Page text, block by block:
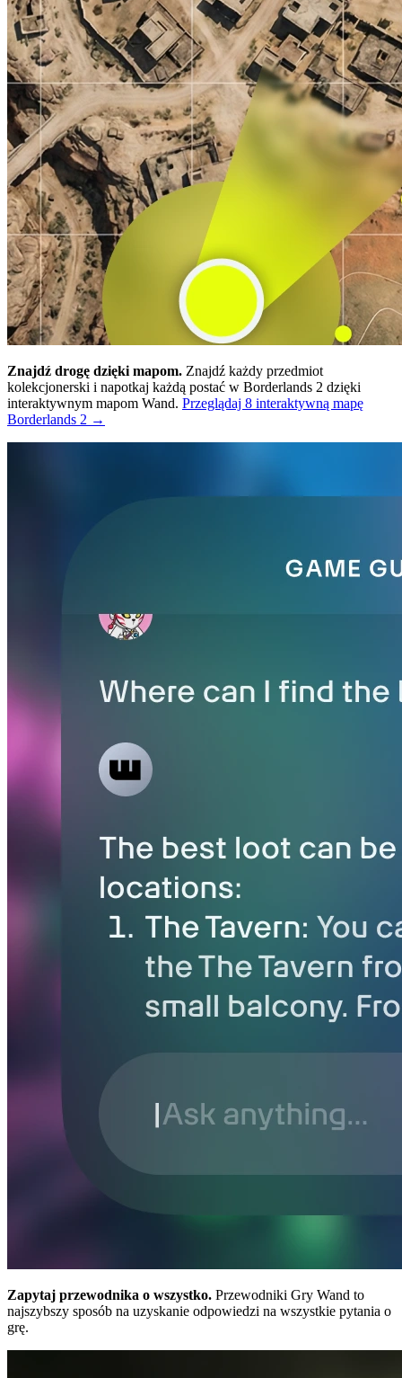
Znajdź drogę dzięki mapom. Znajdź każdy przedmiot
kolekcjonerski i napotkaj każdą postać w Borderlands 2 dzięki
interaktywnym mapom Wand. Przeglądaj 8 interaktywną mapę
Borderlands 2 →
Zapytaj przewodnika o wszystko. Przewodniki Gry Wand to
najszybszy sposób na uzyskanie odpowiedzi na wszystkie pytania o
grę.